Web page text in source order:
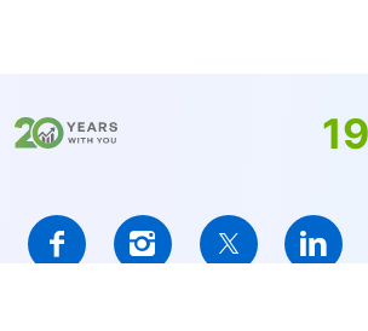
EUR / 100 JPY (para ações dos
USD)
19